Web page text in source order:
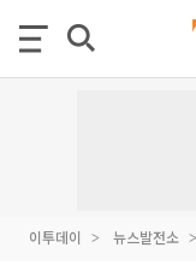
이투데이 뉴스발전소